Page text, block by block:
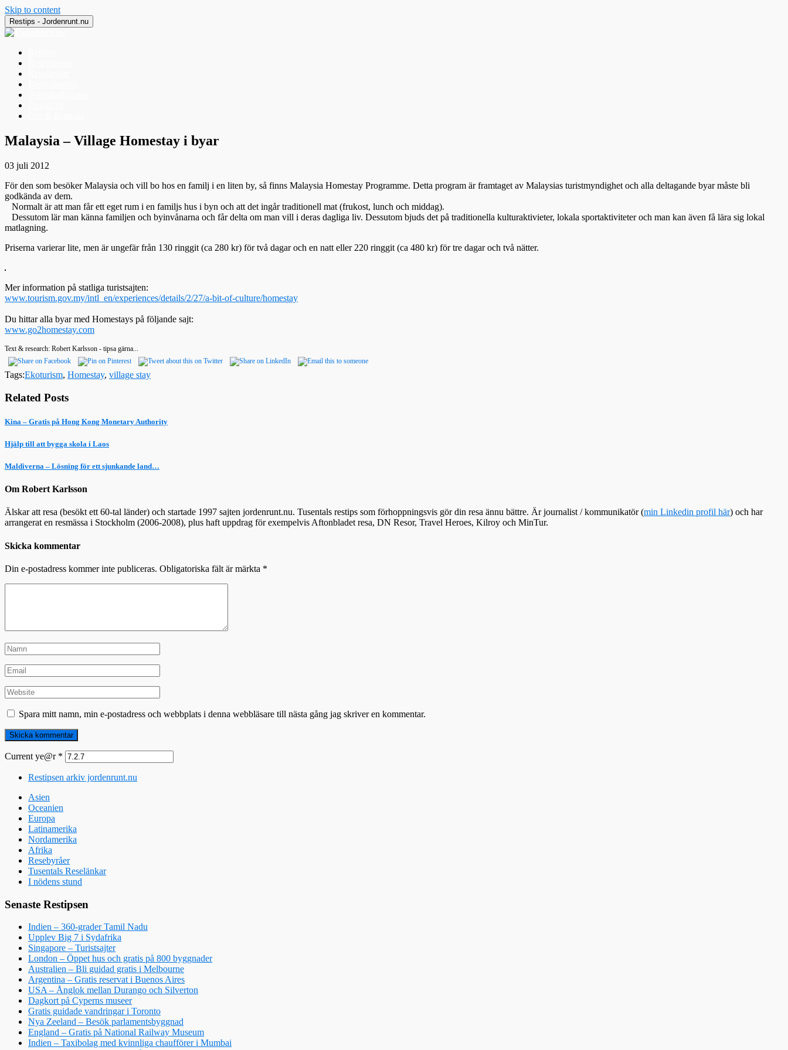
Skip to content
Restips - Jordenrunt.nu
Jordenrunt.nu
Tusen Restips från hela världen
Malaysia – Village Homestay i byar
03 juli 2012
För den som besöker Malaysia och vill bo hos en familj i en liten by, så finns Malaysia Homestay Programme. Detta program är framtaget av Malaysias turistmyndighet och alla deltagande byar måste bli
godkända av dem.
Normalt är att man får ett eget rum i en familjs hus i byn och att det ingår traditionell mat (frukost, lunch och middag).
Dessutom lär man känna familjen och byinvånarna och får delta om man vill i deras dagliga liv. Dessutom bjuds det på traditionella kulturaktivieter, lokala sportaktiviteter och man kan även få lära sig lokal
matlagning.
Priserna varierar lite, men är ungefär från 130 ringgit (ca 280 kr) för två dagar och en natt eller 220 ringgit (ca 480 kr) för tre dagar och två nätter.
Mer information på statliga turistsajten:
www.tourism.gov.my/intl_en/experiences/details/2/27/a-bit-of-culture/homestay
Du hittar alla byar med Homestays på följande sajt:
www.go2homestay.com
Text & research: Robert Karlsson - tipsa gärna...
Tags:Ekoturism, Homestay, village stay
Related Posts
Kina – Gratis på Hong Kong Monetary Authority
Hjälp till att bygga skola i Laos
Maldiverna – Lösning för ett sjunkande land…
Om Robert Karlsson
Älskar att resa (besökt ett 60-tal länder) och startade 1997 sajten jordenrunt.nu. Tusentals restips som förhoppningsvis gör din resa ännu bättre. Är journalist / kommunikatör (min Linkedin profil här) och har
arrangerat en resmässa i Stockholm (2006-2008), plus haft uppdrag för exempelvis Aftonbladet resa, DN Resor, Travel Heroes, Kilroy och MinTur.
Skicka kommentar
Din e-postadress kommer inte publiceras. Obligatoriska fält är märkta *
Spara mitt namn, min e-postadress och webbplats i denna webbläsare till nästa gång jag skriver en kommentar.
Current ye@r *
Restipsen arkiv jordenrunt.nu
Asien
Oceanien
Europa
Latinamerika
Nordamerika
Afrika
Resebyråer
Tusentals Reselänkar
I nödens stund
Senaste Restipsen
Indien – 360-grader Tamil Nadu
Upplev Big 7 i Sydafrika
Singapore – Turistsajter
London – Öppet hus och gratis på 800 byggnader
Australien – Bli guidad gratis i Melbourne
Argentina – Gratis reservat i Buenos Aires
USA – Ånglok mellan Durango och Silverton
Dagkort på Cyperns museer
Gratis guidade vandringar i Toronto
Nya Zeeland – Besök parlamentsbyggnad
England – Gratis på National Railway Museum
Indien – Taxibolag med kvinnliga chaufförer i Mumbai